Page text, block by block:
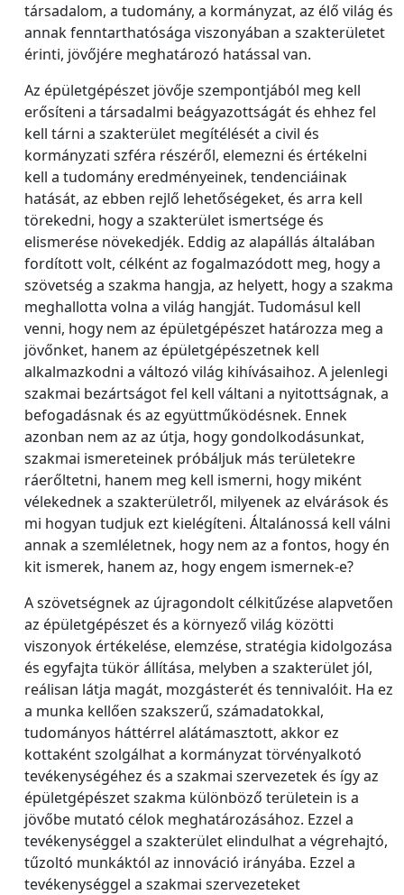
társadalom, a tudomány, a kormányzat, az élő világ és
annak fenntarthatósága viszonyában a szakterületet
érinti, jövőjére meghatározó hatással van.
Az épületgépészet jövője szempontjából meg kell
erősíteni a társadalmi beágyazottságát és ehhez fel
kell tárni a szakterület megítélését a civil és
kormányzati szféra részéről, elemezni és értékelni
kell a tudomány eredményeinek, tendenciáinak
hatását, az ebben rejlő lehetőségeket, és arra kell
törekedni, hogy a szakterület ismertsége és
elismerése növekedjék. Eddig az alapállás általában
fordított volt, célként az fogalmazódott meg, hogy a
szövetség a szakma hangja, az helyett, hogy a szakma
meghallotta volna a világ hangját. Tudomásul kell
venni, hogy nem az épületgépészet határozza meg a
jövőnket, hanem az épületgépészetnek kell
alkalmazkodni a változó világ kihívásaihoz. A jelenlegi
szakmai bezártságot fel kell váltani a nyitottságnak, a
befogadásnak és az együttműködésnek. Ennek
azonban nem az az útja, hogy gondolkodásunkat,
szakmai ismereteinek próbáljuk más területekre
ráerőltetni, hanem meg kell ismerni, hogy miként
vélekednek a szakterületről, milyenek az elvárások és
mi hogyan tudjuk ezt kielégíteni. Általánossá kell válni
annak a szemléletnek, hogy nem az a fontos, hogy én
kit ismerek, hanem az, hogy engem ismernek-e?
A szövetségnek az újragondolt célkitűzése alapvetően
az épületgépészet és a környező világ közötti
viszonyok értékelése, elemzése, stratégia kidolgozása
és egyfajta tükör állítása, melyben a szakterület jól,
reálisan látja magát, mozgásterét és tennivalóit. Ha ez
a munka kellően szakszerű, számadatokkal,
tudományos háttérrel alátámasztott, akkor ez
kottaként szolgálhat a kormányzat törvényalkotó
tevékenységéhez és a szakmai szervezetek és így az
épületgépészet szakma különböző területein is a
jövőbe mutató célok meghatározásához. Ezzel a
tevékenységgel a szakterület elindulhat a végrehajtó,
tűzoltó munkáktól az innováció irányába. Ezzel a
tevékenységgel a szakmai szervezeteket